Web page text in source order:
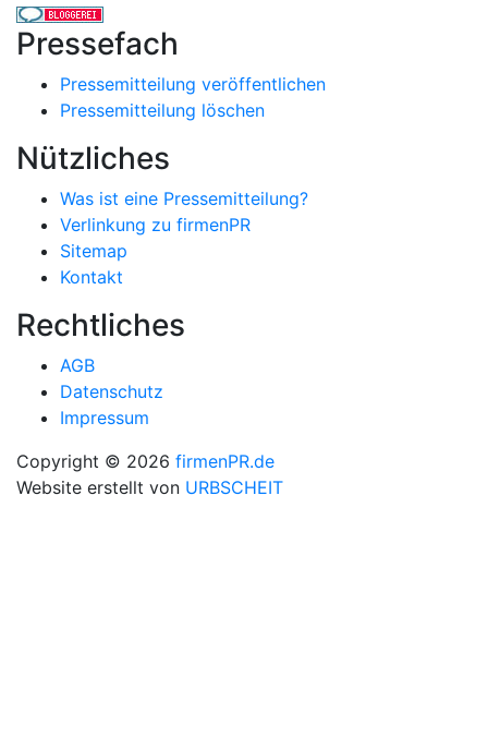
Pressefach
Pressemitteilung veröffentlichen
Pressemitteilung löschen
Nützliches
Was ist eine Pressemitteilung?
Verlinkung zu firmenPR
Sitemap
Kontakt
Rechtliches
AGB
Datenschutz
Impressum
Copyright © 2026 firmenPR.de
Website erstellt von URBSCHEIT